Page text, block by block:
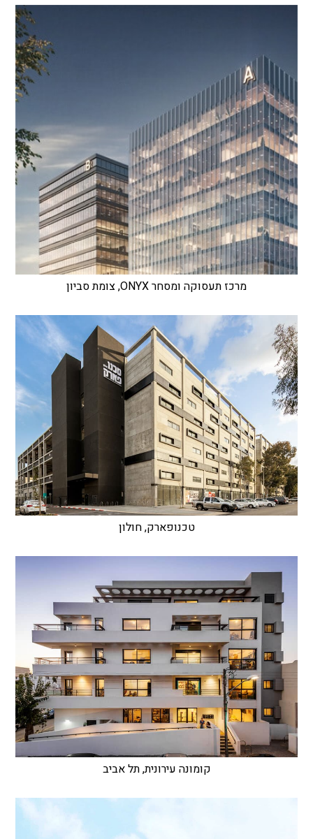
מרכז תעסוקה ומסחר ONYX, צומת סביון
טכנופארק, חולון
קומונה עירונית, תל אביב